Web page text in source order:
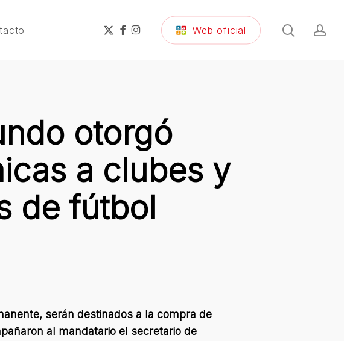
x-
twitter
facebook
instagram Web oficial search
otorgó
a clubes y
de fútbol
serán destinados a la compra de
al mandatario el secretario de